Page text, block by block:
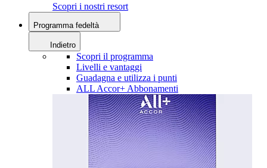
Scopri i nostri resort
Programma fedeltà
Indietro
Scopri il programma
Livelli e vantaggi
Guadagna e utilizza i punti
ALL Accor+ Abbonamenti